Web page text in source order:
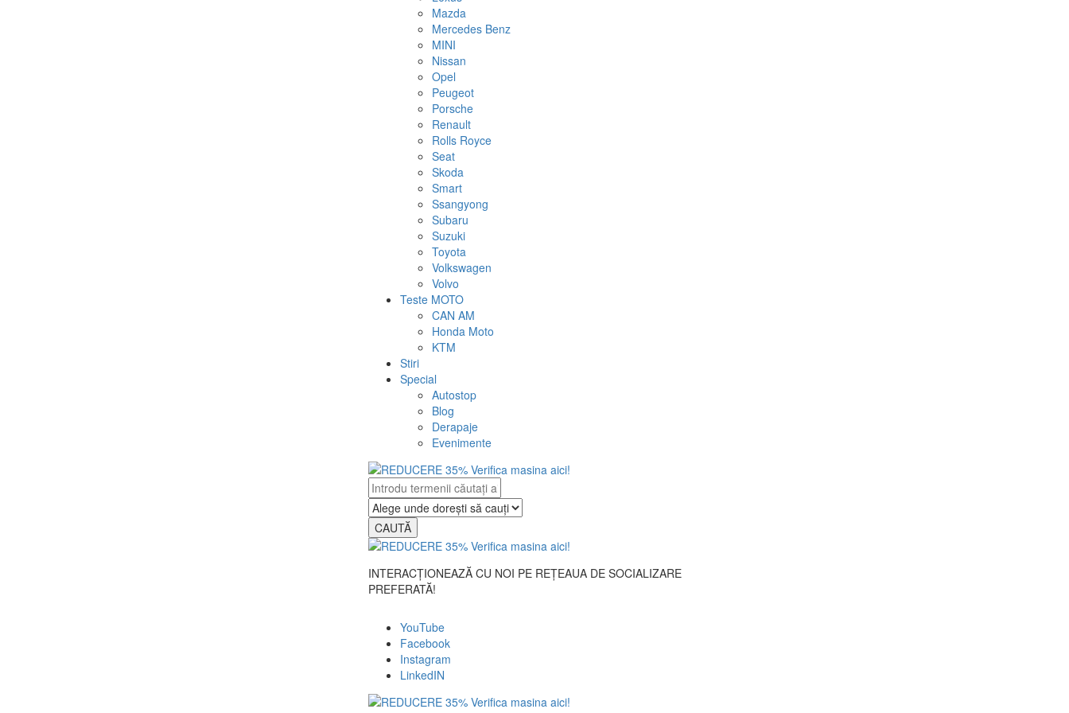
Mazda
Mercedes Benz
MINI
Nissan
Opel
Peugeot
Porsche
Renault
Rolls Royce
Seat
Skoda
Smart
Ssangyong
Subaru
Suzuki
Toyota
Volkswagen
Volvo
Teste MOTO
CAN AM
Honda Moto
KTM
Stiri
Special
Autostop
Blog
Derapaje
Evenimente
CAUTĂ
INTERACȚIONEAZĂ CU NOI PE REȚEAUA DE SOCIALIZARE
PREFERATĂ!
YouTube
Facebook
Instagram
LinkedIN